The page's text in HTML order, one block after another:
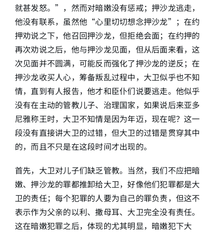
就甚发怒。”，然而对暗嫩没有惩戒；押沙龙逃走，
他没有联系，虽然他“心里切切想念押沙龙”；在约
押劝说之下，他召回押沙龙，但拒绝会面；在约押的
再次劝说之后，他与押沙龙见面，但从后面来看，这
次见面并不圆满，可能反而强化了押沙龙的逆反；在
押沙龙收买人心，筹备叛乱过程中，大卫似乎也不知
情，直到有人报告，他才和臣仆们说要逃走。他似乎
没有在主动的管教儿子、治理国家，如果说后来亚多
尼雅称王时，大卫不知情是因为年迈，现在呢？这一
段没有直接讲大卫的过错，但大卫的过错是贯穿其中
的，而且不只是在这段时间才出现的。
首先，大卫对儿子们缺乏管教。当然，我们不应把暗
嫩、押沙龙的罪都推卸给大卫，好像他们犯罪都是大
卫的责任；每个犯罪的人要为自己的罪负责，但这不
表示作为父亲的以利、撒母耳、大卫完全没有责任。
这在暗嫩犯罪之后，体现的尤其明显，暗嫩犯下大